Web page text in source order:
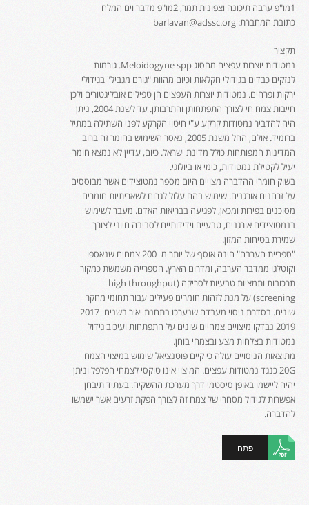
1מו"פ ערבה תיכונה וצפונית תמר, 2מו"פ מדבר וים המלח
כתובת המחברת: barlavan@adssc.org
תקציר
נמטודות יוצרות עפצים מהסוג Meloidogyne spp. גורמות
לנזקים כבדים בגידולי חקלאות וכיום מהוות "גורם מגביל" בגידולי
ירקות ופרחים. נמטודות יוצרות העפצים הן טפילים אובליגטורים ולכן
חייבות צמח חי לצורך התפתחותן והתרבותן. עד לשנת 2004, ניתן
היה להדביר נמטודות קרקע ע"י חיטוי הקרקע לפני השתילה במתיל
ברומיד. אולם, החל משנת 2005, נאסר השימוש בחומר זה ברוב
המדינות המפותחות כולל מדינת ישראל. כיום, עדיין לא נמצא חומר
יעיל לקטילת נמטודות, כימי או ביולוגי.
בשוק חומרי ההדברה מצויים היום מספר נמטוצידים אשר מבוססים
על זרחנים אורגנים. שימוש בהם עלול לגרום לשאריתיות חומרים
מסוכנים בפירות ומכאן, לפגיעה בבריאות האדם. מעבר לשימוש
בנמטוצידים אורגנים, טבעיים וידידותיים לסביבה חיוני לצורך
שמירת בטיחות המזון.
"ספריית הערבה" הינה אוסף של יותר מ- 200 צמחים שנאספו
וקוטלגו ממדבר הערבה, ומדרום הארץ. הספרייה משמשת כמקור
תרכובות ותמציות טבעיות לסריקה (high throughput
screening) על מנת לזהות חומרים פעילים עבור תחומי מחקר
שונים. בסדרת ניסוי מעבדה שנערכו בתחנת יאיר בשנים 2017-
2019 נבדקו מיצויים צמחיים שונים על התפתחות ועיכוב גידול
נמטודות בצלחות מצע ובצמחי בוחן.
מתוצאות הניסויים עולה כי קיים פוטנציאל שימוש במיצוי הצמח
20G כנגד נמטודות עפצים. המיצוי אינו טוקסי לצמחי הפלפל וניתן
יהיה ליישמו באופן סיסטמי דרך מערכת ההשקיה. בעתיד תיבחן
אפשרות לגידול מסחרי של צמח זה לצורך הפקת זרעים אשר ישמשו
להדברה.
פתח